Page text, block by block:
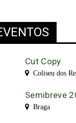
Cut Copy
Coliseu dos
Semibreve
Braga